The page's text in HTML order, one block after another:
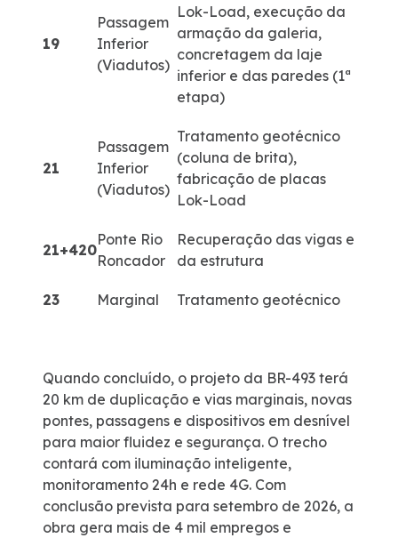
19
Passagem
Inferior
(Viadutos)
Lok-Load, execução da
armação da galeria,
concretagem da laje
inferior e das paredes (1ª
etapa)
21
Passagem
Inferior
(Viadutos)
Tratamento geotécnico
(coluna de brita),
fabricação de placas
Lok-Load
21+420
Ponte Rio
Roncador
Recuperação das vigas e
da estrutura
23 Marginal Tratamento geotécnico
Quando concluído, o projeto da BR-493 terá
20 km de duplicação e vias marginais, novas
pontes, passagens e dispositivos em desnível
para maior fluidez e segurança. O trecho
contará com iluminação inteligente,
monitoramento 24h e rede 4G. Com
conclusão prevista para setembro de 2026, a
obra gera mais de 4 mil empregos e